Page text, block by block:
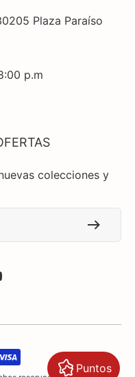
Plaza Paraíso
p.m
colecciones y
Puntos